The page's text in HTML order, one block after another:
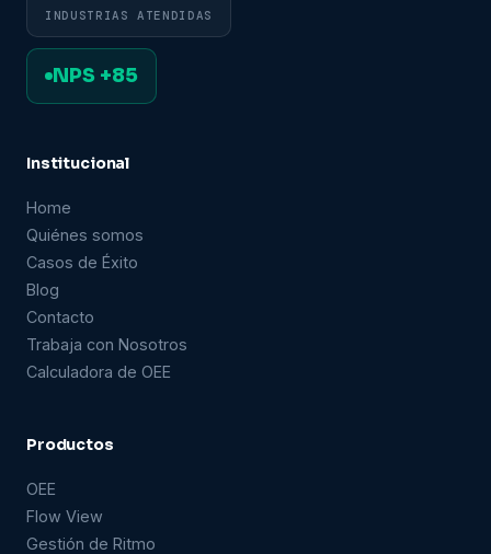
INDUSTRIAS ATENDIDAS
NPS +85
Institucional
Home
Quiénes somos
Casos de Éxito
Blog
Contacto
Trabaja con Nosotros
Calculadora de OEE
Productos
OEE
Flow View
Gestión de Ritmo